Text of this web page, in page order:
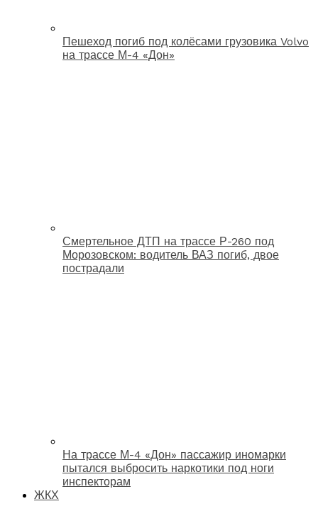
Пешеход погиб под колёсами грузовика Volvo
на трассе М-4 «Дон»
Смертельное ДТП на трассе Р-260 под
Морозовском: водитель ВАЗ погиб, двое
пострадали
На трассе М-4 «Дон» пассажир иномарки
пытался выбросить наркотики под ноги
инспекторам
ЖКХ